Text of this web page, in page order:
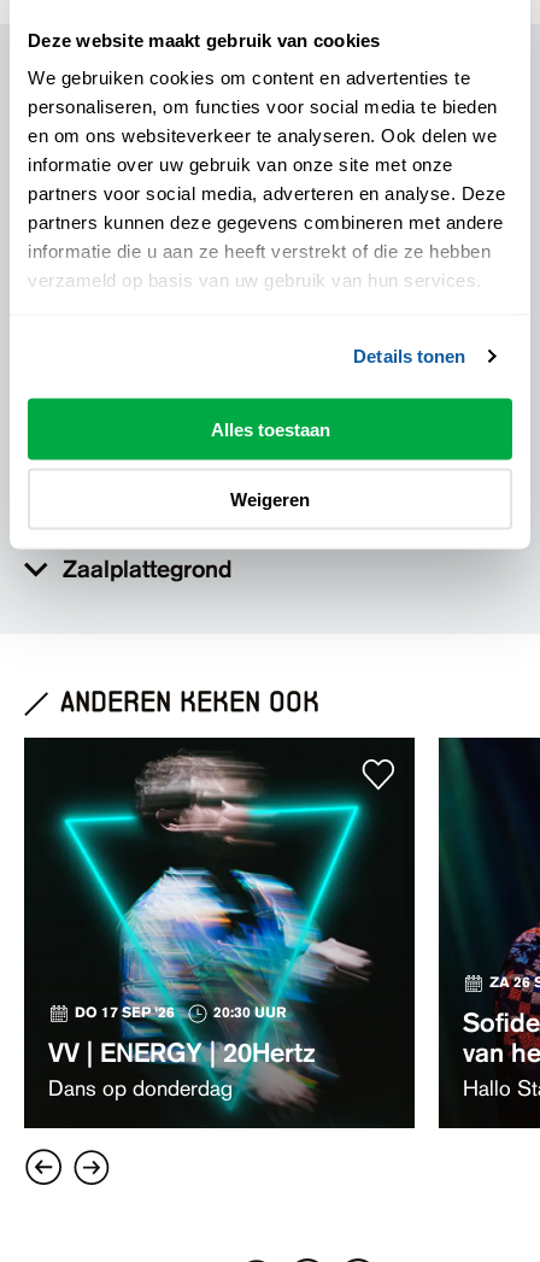
Deze website maakt gebruik van cookies
We gebruiken cookies om content en advertenties te
personaliseren, om functies voor social media te bieden
en om ons websiteverkeer te analyseren. Ook delen we
informatie over uw gebruik van onze site met onze
partners voor social media, adverteren en analyse. Deze
partners kunnen deze gegevens combineren met andere
informatie die u aan ze heeft verstrekt of die ze hebben
verzameld op basis van uw gebruik van hun services.
Details tonen
Alles toestaan
Weigeren
Voorstellingsinformatie
Algemene informatie
Locatie:
Theater de Spiegel - Mateboerzaal
Pauze:
Nog niet bekend
Podiumpas geaccepteerd:
Zaalplattegrond
anderen keken ook
DO 17 SEP '26 20:30 UUR
VV | ENERGY | 20Hertz
Dans op donderdag
ZA 26
van
Hallo